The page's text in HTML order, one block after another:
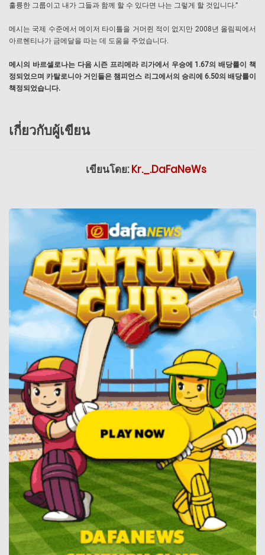
훌륭한 그룹이고 내가 그들과 함께 할 수 있다면 나는 그렇게 할 것입니다.”
메시는 국제 수준에서 메이저 타이틀을 거머쥔 적이 없지만 2008년 올림픽에서
아르헨티나가 금메달을 따는 데 도움을 주었습니다.
메시의 바르셀로나는 다음 시즌 프리메라 리가에서 우승에 1.67의 배당률이 책
정되었으며 카탈로니아 거인들은 챔피언스 리그에서의 승리에 6.50의 배당률이
책정되었습니다.
เกี่ยวกับผู้เขียน
เขียนโดย:Kr._.DaFaNeWs